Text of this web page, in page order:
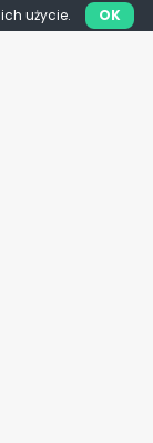
ich użycie.
OK